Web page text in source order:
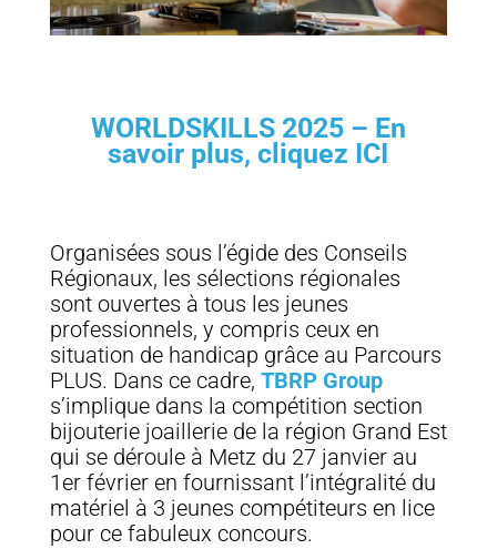
WORLDSKILLS 2025 – En
savoir plus, cliquez ICI
Organisées sous l’égide des Conseils
Régionaux, les sélections régionales
sont ouvertes à tous les jeunes
professionnels, y compris ceux en
situation de handicap grâce au Parcours
PLUS. Dans ce cadre, TBRP Group
s’implique dans la compétition section
bijouterie joaillerie de la région Grand Est
qui se déroule à Metz du 27 janvier au
1er février en fournissant l’intégralité du
matériel à 3 jeunes compétiteurs en lice
pour ce fabuleux concours.